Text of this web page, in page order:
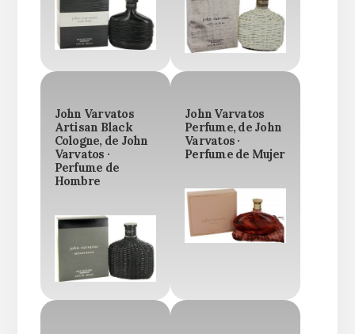
John Varvatos
Artisan Black
Cologne, de John
Varvatos ·
Perfume de
Hombre
John Varvatos
Perfume, de John
Varvatos ·
Perfume de Mujer